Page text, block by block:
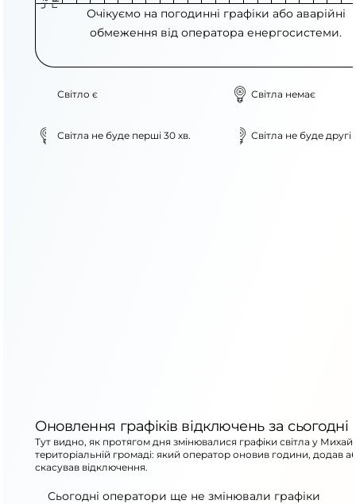
Очікуємо на погодинні графіки або аварійні
обмеження від оператора енергосистеми.
Світло є Світла немає
Світла не буде перші 30 хв. Світла не буде другі
Оновлення графіків відключень за сьогодні
Тут видно, як протягом дня змінювалися графіки світла у
територіальній громаді: який оператор оновив години, додав
скасував відключення.
Сьогодні оператори ще не змінювали графіки